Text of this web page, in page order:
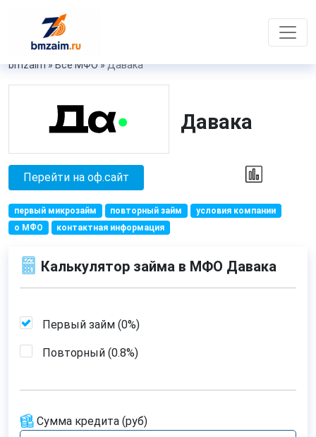
bmzaim»Все МФО»Давака
Давака
Перейти на оф.сайт
первый микрозайм повторный займ
условия компании
о МФО
контактная информация
Калькулятор займа в МФО Давака
Первый займ (0%)
Повторный (0.8%)
Сумма кредита (руб)